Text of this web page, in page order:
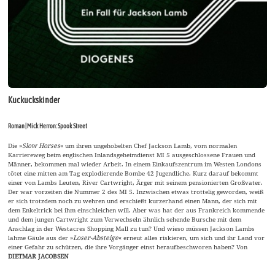
Kuckuckskinder
Roman | Mick Herron: Spook Street
Die »Slow Horses« um ihren ungehobelten Chef Jackson Lamb, vom normalen
Karriereweg beim englischen Inlandsgeheimdienst MI 5 ausgeschlossene Frauen und
Männer, bekommen mal wieder Arbeit. In einem Einkaufszentrum im Westen Londons
tötet eine mitten am Tag explodierende Bombe 42 Jugendliche. Kurz darauf bekommt
einer von Lambs Leuten, River Cartwright, Ärger mit seinem pensionierten Großvater.
Der war vorzeiten die Nummer 2 des MI 5. Inzwischen etwas trottelig geworden, weiß
er sich trotzdem noch zu wehren und erschießt kurzerhand einen Mann, der sich mit
dem Enkeltrick bei ihm einschleichen will. Aber was hat der aus Frankreich kommende
und dem jungen Cartwright zum Verwechseln ähnlich sehende Bursche mit dem
Anschlag in der Westacres Shopping Mall zu tun? Und wieso müssen Jackson Lambs
lahme Gäule aus der »Loser-Absteige« erneut alles riskieren, um sich und ihr Land vor
einer Gefahr zu schützen, die ihre Vorgänger einst heraufbeschworen haben? Von
DIETMAR JACOBSEN